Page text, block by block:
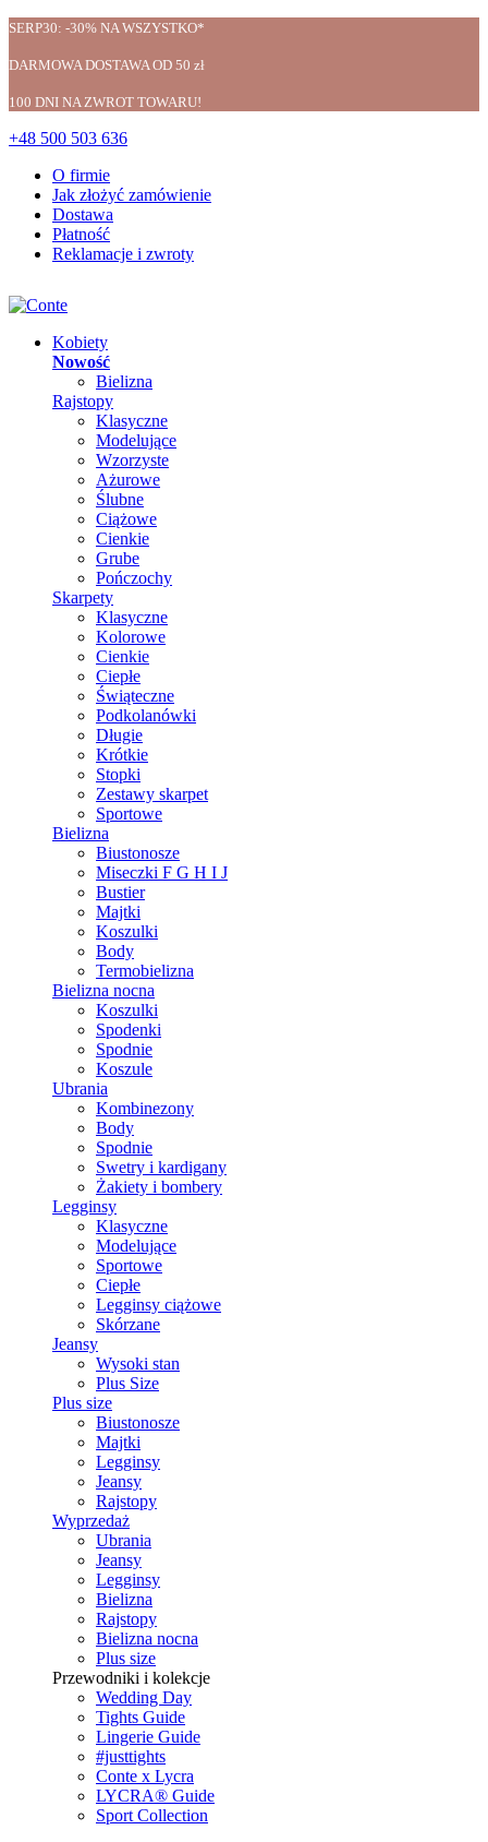
SERP30: -30% NA WSZYSTKO*
DARMOWA DOSTAWA OD 50 zł
100 DNI NA ZWROT TOWARU!
+48 500 503 636
O firmie
Jak złożyć zamówienie
Dostawa
Płatność
Reklamacje i zwroty
Kobiety
Nowość
Bielizna
Rajstopy
Klasyczne
Modelujące
Wzorzyste
Ażurowe
Ślubne
Ciążowe
Cienkie
Grube
Pończochy
Skarpety
Klasyczne
Kolorowe
Cienkie
Ciepłe
Świąteczne
Podkolanówki
Długie
Krótkie
Stopki
Zestawy skarpet
Sportowe
Bielizna
Biustonosze
Miseczki F G H I J
Bustier
Majtki
Koszulki
Body
Termobielizna
Bielizna nocna
Koszulki
Spodenki
Spodnie
Koszule
Ubrania
Kombinezony
Body
Spodnie
Swetry i kardigany
Żakiety i bombery
Legginsy
Klasyczne
Modelujące
Sportowe
Ciepłe
Legginsy ciążowe
Skórzane
Jeansy
Wysoki stan
Plus Size
Plus size
Biustonosze
Majtki
Legginsy
Jeansy
Rajstopy
Wyprzedaż
Ubrania
Jeansy
Legginsy
Bielizna
Rajstopy
Bielizna nocna
Plus size
Przewodniki i kolekcje
Wedding Day
Tights Guide
Lingerie Guide
#justtights
Conte x Lycra
LYCRA® Guide
Sport Сollection